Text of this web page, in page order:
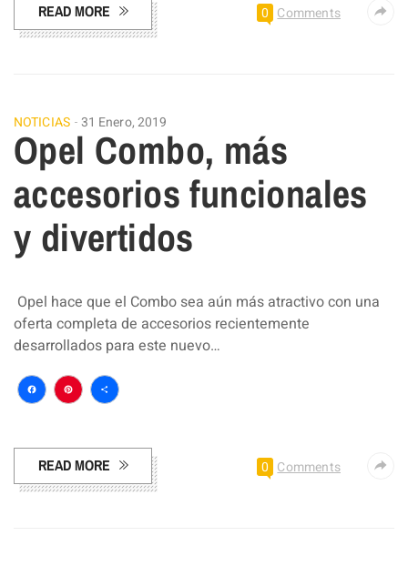
READ MORE 0 Comments
NOTICIAS 31 Enero, 2019
Opel Combo, más
accesorios funcionales
y divertidos
Opel hace que el Combo sea aún más atractivo con una
oferta completa de accesorios recientemente
desarrollados para este nuevo…
Facebook
Pinterest
Compartir
READ MORE 0 Comments